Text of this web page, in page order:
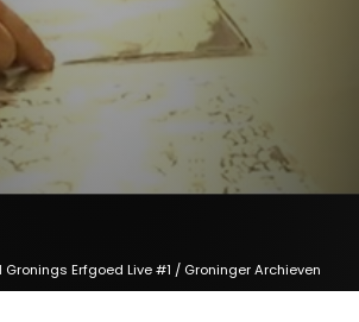
Gronings Erfgoed Live #1 / Groninger Archieven